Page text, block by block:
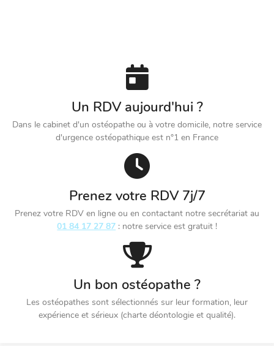
Un RDV aujourd'hui ?
Dans le cabinet d'un ostéopathe ou à votre domicile, notre service
d'urgence ostéopathique est n°1 en France
Prenez votre RDV 7j/7
Prenez votre RDV en ligne ou en contactant notre secrétariat au
01 84 17 27 87 : notre service est gratuit !
Un bon ostéopathe ?
Les ostéopathes sont sélectionnés sur leur formation, leur
expérience et sérieux (charte déontologie et qualité).